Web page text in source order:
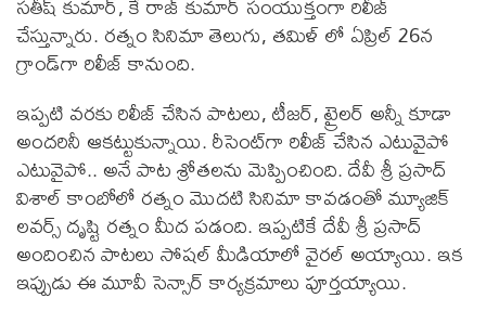
చేస్తున్నారు. రత్నం సినిమా తెలుగు, తమిళ్ లో ఏప్రిల్ 26న
గ్రాండ్‌గా రిలీజ్ కానుంది.
ఇప్పటి వరకు రిలీజ్ చేసిన పాటలు, టీజర్, ట్రైలర్ అన్నీ కూడా
అందరినీ ఆకట్టుకున్నాయి. రీసెంట్‌గా రిలీజ్ చేసిన ఎటువైపో
ఎటువైపో.. అనే పాట శ్రోతలను మెప్పించింది. దేవీ శ్రీ ప్రసాద్
విశాల్ కాంబోలో రత్నం మొదటి సినిమా కావడంతో మ్యూజిక్
లవర్స్ దృష్టి రత్నం మీద పడంది. ఇప్పటికే దేవీ శ్రీ ప్రసాద్
అందించిన పాటలు సోషల్ మీడియాలో వైరల్ అయ్యాయి. ఇక
ఇప్పుడు ఈ మూవీ సెన్సార్ కార్యక్రమాలు పూర్తయ్యాయి.